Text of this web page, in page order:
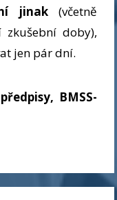
jinak (včetně
doby),
jen pár dní.
BMSS-